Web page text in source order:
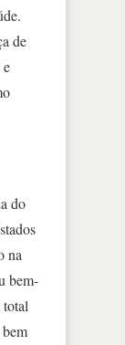
de
e
do
na
bem-